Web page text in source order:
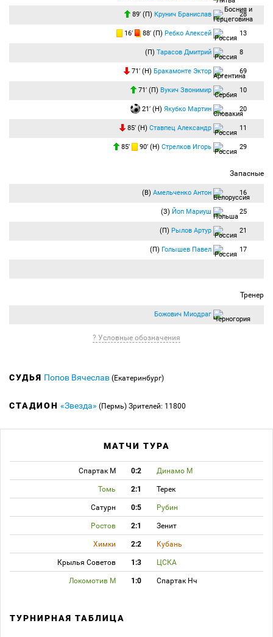
89′ (П) Крунич Бранислав 28
16′ 88′ (П) Ребко Алексей 13
(П) Тарасов Дмитрий 8
71′ (Н) Бракамонте Эктор 69
71′ (П) Вукич Звонимир 10
21′ (Н) Якубко Мартин 20
85′ (Н) Ставпец Александр 11
85′ 90′ (Н) Стрелков Игорь 29
Запасные
(В) Амельченко Антон 16
(З) Йоп Мариуш 25
(П) Рылов Артур 21
(П) Голышев Павел 17
Тренер
Божович Миодраг
? Условные обозначения
СУДЬЯ Попов Вячеслав (Екатеринбург)
СТАДИОН «Звезда» (Пермь) Зрителей: 11800
МАТЧИ ТУРА
Спартак М 0:2 Динамо М
Томь 2:1 Терек
Сатурн 0:5 Рубин
Ростов 2:1 Зенит
Химки 2:2 Кубань
Крылья Советов 1:3 ЦСКА
Локомотив М 1:0 Спартак Нч
ТУРНИРНАЯ ТАБЛИЦА